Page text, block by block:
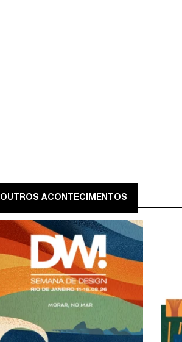
OUTROS ACONTECIMENTOS